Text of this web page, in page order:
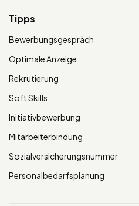
Tipps
Bewerbungsgespräch
Optimale Anzeige
Rekrutierung
Soft Skills
Initiativbewerbung
Mitarbeiterbindung
Sozialversicherungsnummer
Personalbedarfsplanung